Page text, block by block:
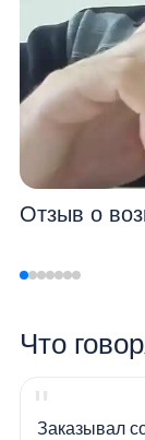
Отзыв о
Что
Заказывал